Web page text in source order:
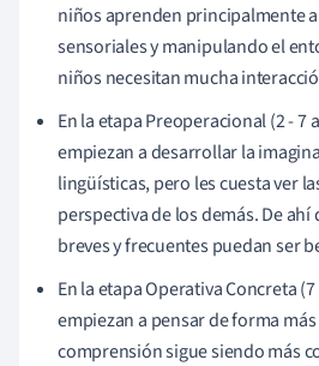
niños aprenden principalmente
sensoriales y manipulando el
niños necesitan mucha
En la etapa Preoperacional (2 - 7
empiezan a desarrollar la
lingüísticas, pero les cuesta ver
perspectiva de los demás. De ahí
breves y frecuentes puedan ser
En la etapa Operativa Concreta
empiezan a pensar de forma
comprensión sigue siendo más